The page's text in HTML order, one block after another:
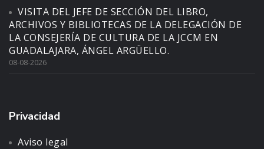
VISITA DEL JEFE DE SECCIÓN DEL LIBRO,
ARCHIVOS Y BIBLIOTECAS DE LA DELEGACIÓN DE
LA CONSEJERÍA DE CULTURA DE LA JCCM EN
GUADALAJARA, ÁNGEL ARGÜELLO.
08-08-2026
Privacidad
Aviso legal